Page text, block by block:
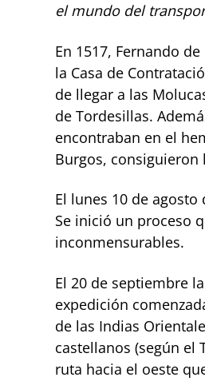
el mundo del
En 1517, Fernando
la Casa de
de llegar a las
de Tordesillas.
encontraban en el
Burgos, consiguieron
El lunes 10 de agosto
Se inició un proceso
inconmensurables.
El 20 de septiembre
expedición
de las Indias
castellanos (según el
ruta hacia el oeste